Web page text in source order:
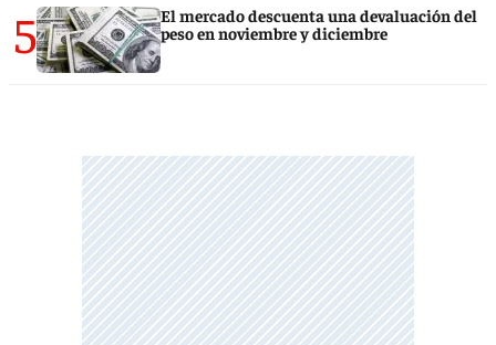
5
El mercado descuenta una devaluación del
peso en noviembre y diciembre